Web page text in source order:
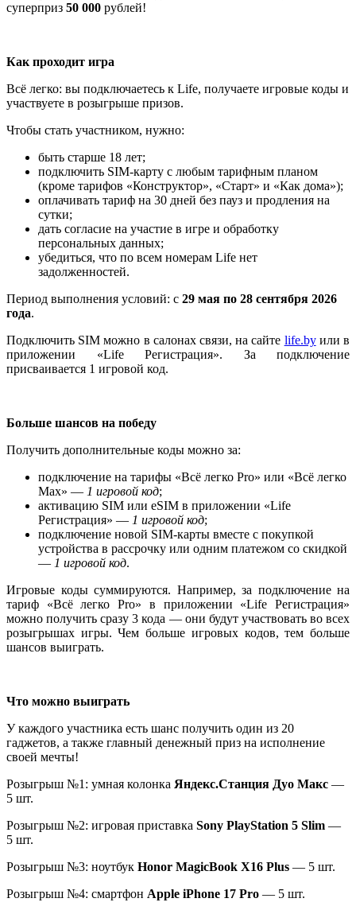
суперприз 50 000 рублей!
Как проходит игра
Всё легко: вы подключаетесь к Life, получаете игровые коды и
участвуете в розыгрыше призов.
Чтобы стать участником, нужно:
быть старше 18 лет;
подключить SIM-карту с любым тарифным планом
(кроме тарифов «Конструктор», «Старт» и «Как дома»);
оплачивать тариф на 30 дней без пауз и продления на
сутки;
дать согласие на участие в игре и обработку
персональных данных;
убедиться, что по всем номерам Life нет
задолженностей.
Период выполнения условий: с 29 мая по 28 сентября 2026
года.
Подключить SIM можно в салонах связи, на сайте life.byили в
приложении «Life Регистрация». За подключение
присваивается 1 игровой код.
Больше шансов на победу
Получить дополнительные коды можно за:
подключение на тарифы «Всё легко Pro» или «Всё легко
Max» — 1 игровой код;
активацию SIM или eSIM в приложении «Life
Регистрация» — 1 игровой код;
подключение новой SIM-карты вместе с покупкой
устройства в рассрочку или одним платежом со скидкой
— 1 игровой код.
Игровые коды суммируются. Например, за подключение на
тариф «Всё легко Pro» в приложении «Life Регистрация»
можно получить сразу 3 кода — они будут участвовать во всех
розыгрышах игры. Чем больше игровых кодов, тем больше
шансов выиграть.
Что можно выиграть
У каждого участника есть шанс получить один из 20
гаджетов, а также главный денежный приз на исполнение
своей мечты!
Розыгрыш №1: умная колонка Яндекс.Станция Дуо Макс —
5 шт.
Розыгрыш №2: игровая приставка Sony PlayStation 5 Slim —
5 шт.
Розыгрыш №3: ноутбук Honor MagicBook X16 Plus — 5 шт.
Розыгрыш №4: смартфон Apple iPhone 17 Pro — 5 шт.